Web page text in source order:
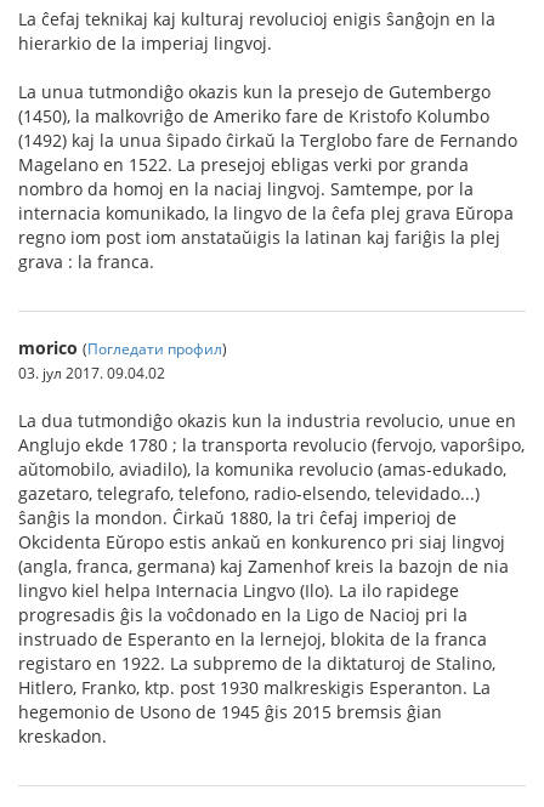
La ĉefaj teknikaj kaj kulturaj revolucioj enigis ŝanĝojn en la
hierarkio de la imperiaj lingvoj.
La unua tutmondiĝo okazis kun la presejo de Gutembergo
(1450), la malkovriĝo de Ameriko fare de Kristofo Kolumbo
(1492) kaj la unua ŝipado ĉirkaŭ la Terglobo fare de Fernando
Magelano en 1522. La presejoj ebligas verki por granda
nombro da homoj en la naciaj lingvoj. Samtempe, por la
internacia komunikado, la lingvo de la ĉefa plej grava Eŭropa
regno iom post iom anstataŭigis la latinan kaj fariĝis la plej
grava : la franca.
morico (Погледати профил)
03. јул 2017. 09.04.02
La dua tutmondiĝo okazis kun la industria revolucio, unue en
Anglujo ekde 1780 ; la transporta revolucio (fervojo, vaporŝipo,
aŭtomobilo, aviadilo), la komunika revolucio (amas-edukado,
gazetaro, telegrafo, telefono, radio-elsendo, televidado...)
ŝanĝis la mondon. Ĉirkaŭ 1880, la tri ĉefaj imperioj de
Okcidenta Eŭropo estis ankaŭ en konkurenco pri siaj lingvoj
(angla, franca, germana) kaj Zamenhof kreis la bazojn de nia
lingvo kiel helpa Internacia Lingvo (Ilo). La ilo rapidege
progresadis ĝis la voĉdonado en la Ligo de Nacioj pri la
instruado de Esperanto en la lernejoj, blokita de la franca
registaro en 1922. La subpremo de la diktaturoj de Stalino,
Hitlero, Franko, ktp. post 1930 malkreskigis Esperanton. La
hegemonio de Usono de 1945 ĝis 2015 bremsis ĝian
kreskadon.